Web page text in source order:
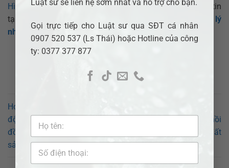
Luật sư sẽ liên hệ sớm nhất và hỗ trợ cho bạn.
Gọi trực tiếp cho Luật sư qua SĐT cá nhân
0907 520 537 (Ls Thái) hoặc Hotline của công
ty: 0377 377 877
Hình sự giỏi…..vui lòng liên hệ với chúng tôi qua thông tin
tại Website, Hotline:
Pháp lý
nhanh.VN
Hợp đồng kinh doanh bất
động sản là gì? Các loại hợp
đồng kinh doanh bất động
sản
Những trường hợp bị thu hồi
đất và đền bù đất